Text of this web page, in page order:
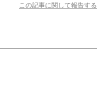
この記事に関して報告する